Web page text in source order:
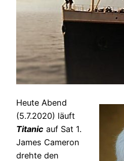
Heute Abend
(5.7.2020) läuft
Titanic auf Sat 1.
James Cameron
drehte den